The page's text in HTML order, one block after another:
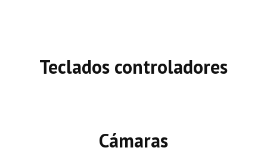
Teclados controladores
Cámaras